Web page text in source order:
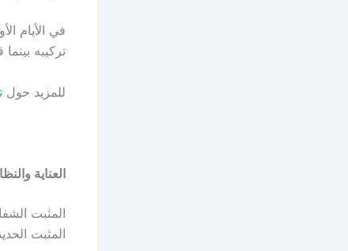
في الأيام
تركيبه
للمزيد حول
العناية
المثبت
المثبت